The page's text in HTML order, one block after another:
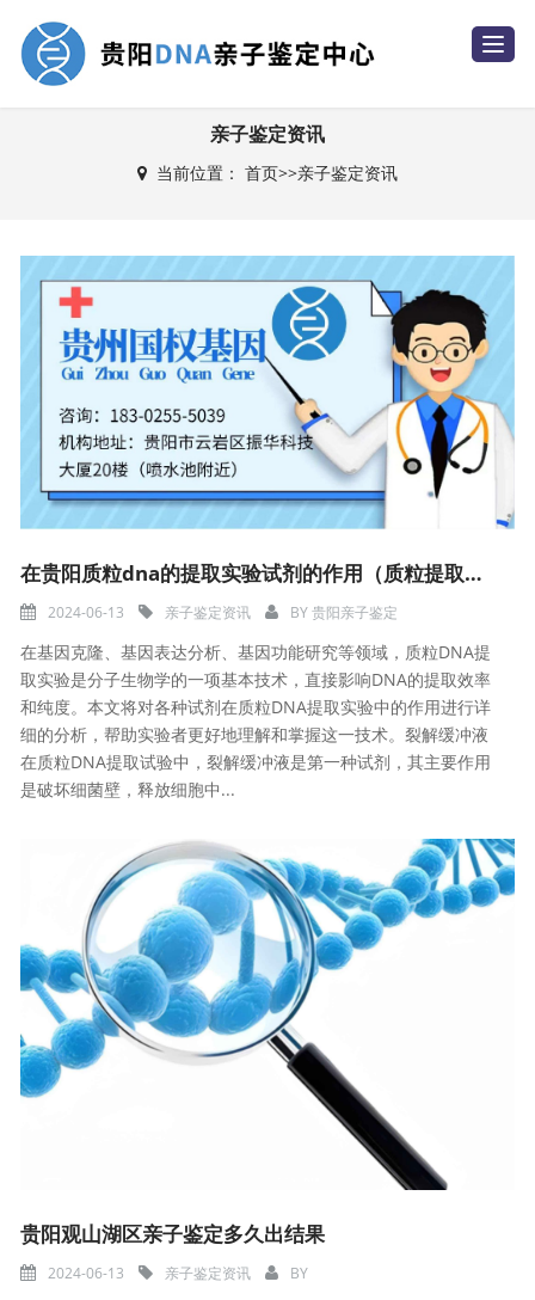
T
o
i
亲子鉴定资讯
当前位置： 首页>>亲子鉴定资讯
在贵阳质粒dna的提取实验试剂的作用（质粒提取不成功的原因）
2024-06-13 亲子鉴定资讯 BY贵阳亲子鉴定
在基因克隆、基因表达分析、基因功能研究等领域，质粒DNA提
取实验是分子生物学的一项基本技术，直接影响DNA的提取效率
和纯度。本文将对各种试剂在质粒DNA提取实验中的作用进行详
细的分析，帮助实验者更好地理解和掌握这一技术。裂解缓冲液
在质粒DNA提取试验中，裂解缓冲液是第一种试剂，其主要作用
是破坏细菌壁，释放细胞中...
贵阳观山湖区亲子鉴定多久出结果
2024-06-13 亲子鉴定资讯 BY